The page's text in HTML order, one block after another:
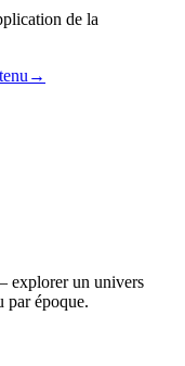
de la
→
explorer un univers
par époque.